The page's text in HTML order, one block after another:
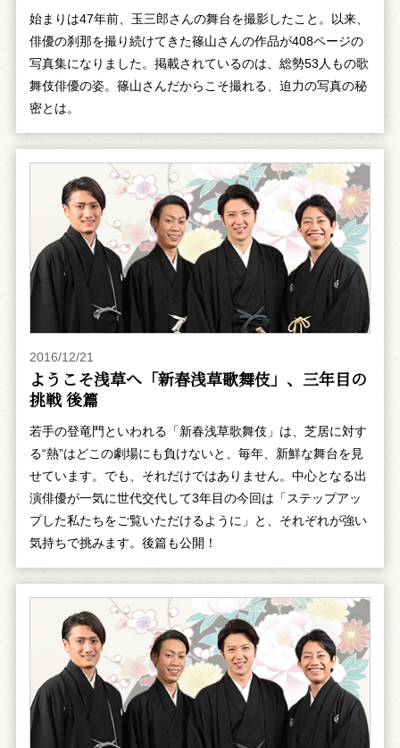
始まりは47年前、玉三郎さんの舞台を撮影したこと。以来、
俳優の刹那を撮り続けてきた篠山さんの作品が408ページの
写真集になりました。掲載されているのは、総勢53人もの歌
舞伎俳優の姿。篠山さんだからこそ撮れる、迫力の写真の秘
密とは。
2016/12/21
ようこそ浅草へ「新春浅草歌舞伎」、三年目の
挑戦 後篇
若手の登竜門といわれる「新春浅草歌舞伎」は、芝居に対す
る“熱”はどこの劇場にも負けないと、毎年、新鮮な舞台を見
せています。でも、それだけではありません。中心となる出
演俳優が一気に世代交代して3年目の今回は「ステップアッ
プした私たちをご覧いただけるように」と、それぞれが強い
気持ちで挑みます。後篇も公開！